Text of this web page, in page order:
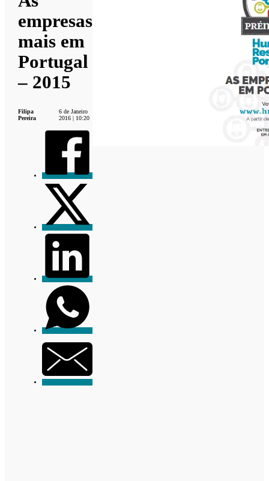
empresas
mais em
Portugal
– 2015
Filipa
Pereira
6 de Janeiro
2016 | 10:20